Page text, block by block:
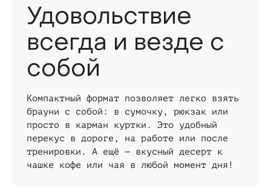
Удовольствие
всегда и везде с
собой
Компактный формат позволяет легко взять
брауни с собой: в сумочку, рюкзак или
просто в карман куртки. Это удобный
перекус в дороге, на работе или после
тренировки. А ещё — вкусный десерт к
чашке кофе или чая в любой момент дня!